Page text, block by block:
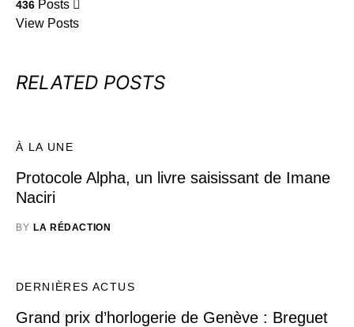
436 Posts
View Posts
RELATED POSTS
À LA UNE
Protocole Alpha, un livre saisissant de Imane
Naciri
BY LA RÉDACTION
DERNIÈRES ACTUS
Grand prix d’horlogerie de Genève : Breguet